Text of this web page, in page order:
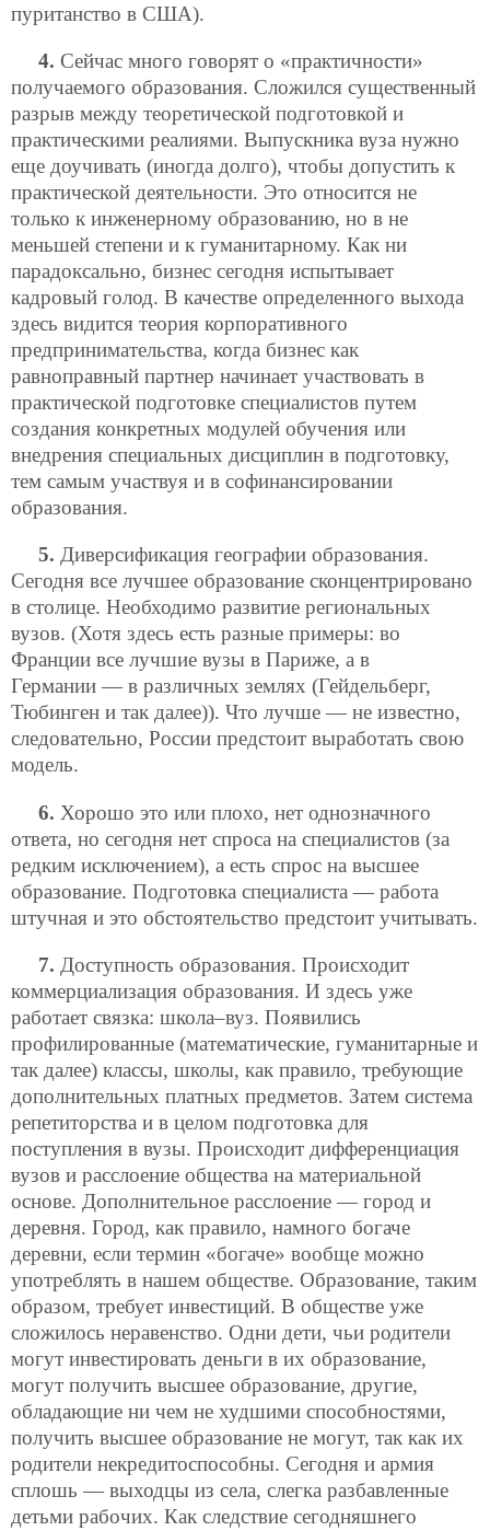
пуританство в США).
4. Сейчас много говорят о «практичности»
получаемого образования. Сложился существенный
разрыв между теоретической подготовкой и
практическими реалиями. Выпускника вуза нужно
еще доучивать (иногда долго), чтобы допустить к
практической деятельности. Это относится не
только к инженерному образованию, но в не
меньшей степени и к гуманитарному. Как ни
парадоксально, бизнес сегодня испытывает
кадровый голод. В качестве определенного выхода
здесь видится теория корпоративного
предпринимательства, когда бизнес как
равноправный партнер начинает участвовать в
практической подготовке специалистов путем
создания конкретных модулей обучения или
внедрения специальных дисциплин в подготовку,
тем самым участвуя и в софинансировании
образования.
5. Диверсификация географии образования.
Сегодня все лучшее образование сконцентрировано
в столице. Необходимо развитие региональных
вузов. (Хотя здесь есть разные примеры: во
Франции все лучшие вузы в Париже, а в
Германии — в различных землях (Гейдельберг,
Тюбинген и так далее)). Что лучше — не известно,
следовательно, России предстоит выработать свою
модель.
6. Хорошо это или плохо, нет однозначного
ответа, но сегодня нет спроса на специалистов (за
редким исключением), а есть спрос на высшее
образование. Подготовка специалиста — работа
штучная и это обстоятельство предстоит учитывать.
7. Доступность образования. Происходит
коммерциализация образования. И здесь уже
работает связка: школа–вуз. Появились
профилированные (математические, гуманитарные и
так далее) классы, школы, как правило, требующие
дополнительных платных предметов. Затем система
репетиторства и в целом подготовка для
поступления в вузы. Происходит дифференциация
вузов и расслоение общества на материальной
основе. Дополнительное расслоение — город и
деревня. Город, как правило, намного богаче
деревни, если термин «богаче» вообще можно
употреблять в нашем обществе. Образование, таким
образом, требует инвестиций. В обществе уже
сложилось неравенство. Одни дети, чьи родители
могут инвестировать деньги в их образование,
могут получить высшее образование, другие,
обладающие ни чем не худшими способностями,
получить высшее образование не могут, так как их
родители некредитоспособны. Сегодня и армия
сплошь — выходцы из села, слегка разбавленные
детьми рабочих. Как следствие сегодняшнего